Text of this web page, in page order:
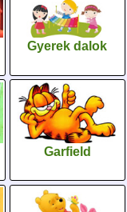
Gyerek dalok
Garfield